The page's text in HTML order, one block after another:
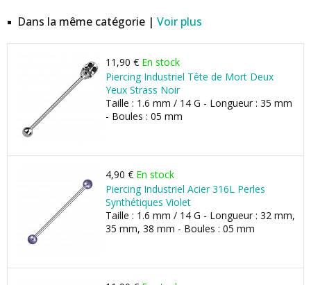
Dans la même catégorie | Voir plus
11,90 € En stock
Piercing Industriel Tête de Mort Deux
Yeux Strass Noir
Taille : 1.6 mm / 14 G - Longueur : 35 mm
- Boules : 05 mm
4,90 € En stock
Piercing Industriel Acier 316L Perles
Synthétiques Violet
Taille : 1.6 mm / 14 G - Longueur : 32 mm,
35 mm, 38 mm - Boules : 05 mm